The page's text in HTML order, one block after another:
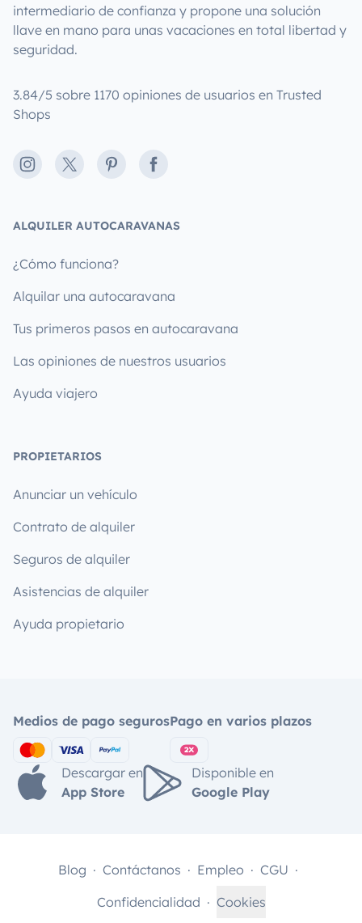
intermediario de confianza y propone una solución
llave en mano para unas vacaciones en total libertad y
seguridad.
3.84/5 sobre 1170 opiniones de usuarios en Trusted
Shops
Instagram
X PinterestFacebook
ALQUILER AUTOCARAVANAS
¿Cómo funciona?
Alquilar una autocaravana
Tus primeros pasos en autocaravana
Las opiniones de nuestros usuarios
Ayuda viajero
PROPIETARIOS
Anunciar un vehículo
Contrato de alquiler
Seguros de alquiler
Asistencias de alquiler
Ayuda propietario
Medios de pago segurosPago en varios plazos
Descargar en
App Store
Disponible en
Google Play
Blog Contáctanos Empleo
CGU
Confidencialidad
Cookies